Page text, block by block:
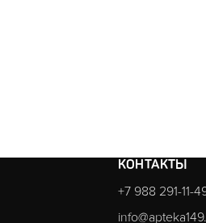
КОНТАКТЫ
+7 988 291-11-